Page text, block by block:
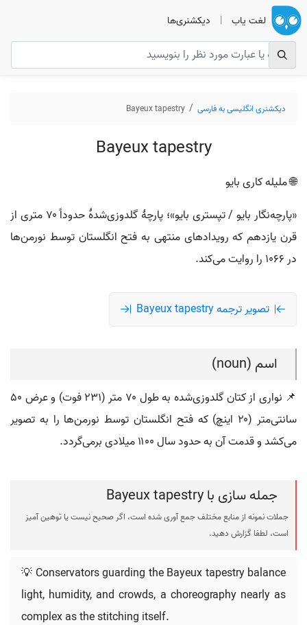
لغت یاب | دیکشنری‌ها
دیکشنری انگلیسی به فارسی Bayeux tapestry
Bayeux tapestry
🌐 ملیله کاری بایو
«پارچه‌نگار بایو / تپستری بایو»؛ پارچهٔ گلدوزی‌شدهٔ حدوداً ۷۰ متری از
قرن یازدهم که رویدادهای منتهی به فتح انگلستان توسط نورمن‌ها
در ۱۰۶۶ را روایت می‌کند.
تصویر ترجمه Bayeux tapestry
اسم (noun)
📌 نواری از کتان گلدوزی‌شده به طول ۷۰ متر (۲۳۱ فوت) و عرض ۵۰
سانتی‌متر (۲۰ اینچ) که فتح انگلستان توسط نورمن‌ها را به تصویر
می‌کشد و قدمت آن به حدود سال ۱۱۰۰ میلادی برمی‌گردد.
جمله سازی با Bayeux tapestry
جملات نمونه از منابع مختلف جمع آوری شده است، اگر صحیح نیست یا توهین آمیز
است، لطفا گزارش دهید.
💡 Conservators guarding the Bayeux tapestry balance
light, humidity, and crowds, a choreography nearly as
complex as the stitching itself.